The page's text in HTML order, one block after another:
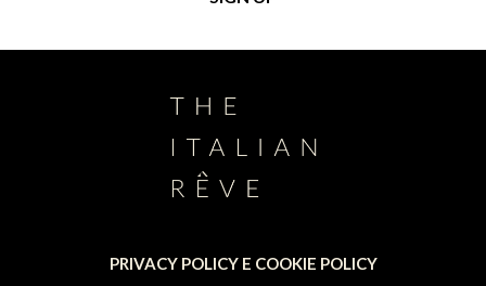
PRIVACY POLICY E COOKIE POLICY